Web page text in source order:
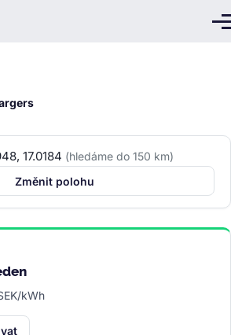
17.0184 (hledáme do 150 km)
Změnit polohu
kWh